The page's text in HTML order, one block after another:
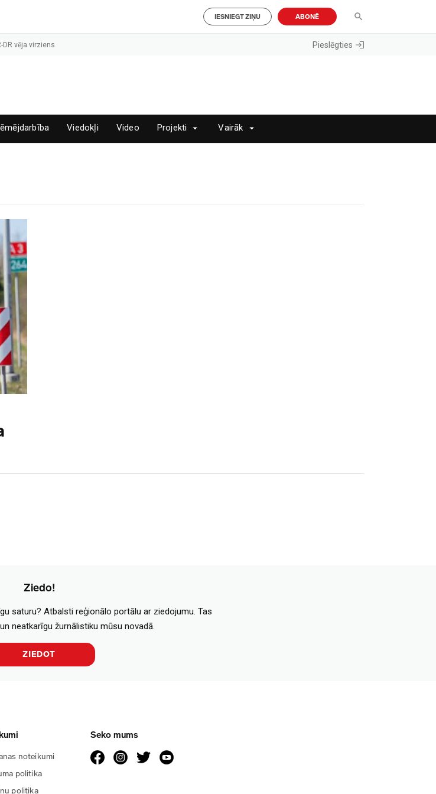
IESNIEGT ZIŅU ABONĒ
DR vēja virziens Pieslēgties
Viedokļi Video Projekti Vairāk
Ziedo!
saturu? Atbalsti reģionālo portālu ar ziedojumu. Tas
neatkarīgu žurnālistiku mūsu novadā.
ZIEDOT
noteikumi
politika
politika
Seko mums